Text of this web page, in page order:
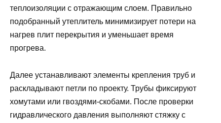
теплоизоляции с отражающим слоем. Правильно
подобранный утеплитель минимизирует потери на
нагрев плит перекрытия и уменьшает время
прогрева.
Далее устанавливают элементы крепления труб и
раскладывают петли по проекту. Трубы фиксируют
хомутами или гвоздями-скобами. После проверки
гидравлического давления выполняют стяжку с